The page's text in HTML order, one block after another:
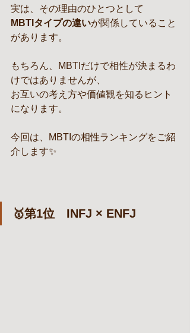
実は、その理由のひとつとして
MBTIタイプの違いが関係していること
があります。
もちろん、MBTIだけで相性が決まるわ
けではありませんが、
お互いの考え方や価値観を知るヒント
になります。
今回は、MBTIの相性ランキングをご紹
介します✨
🥇第1位　INFJ × ENFJ